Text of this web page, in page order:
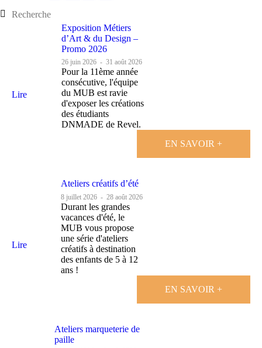
Lire
Exposition Métiers
d’Art & du Design –
Promo 2026
26 juin 2026 - 31 août 2026
Pour la 11ème année
consécutive, l'équipe
du MUB est ravie
d'exposer les créations
des étudiants
DNMADE de Revel.
EN SAVOIR +
Lire
Ateliers créatifs d’été
8 juillet 2026 - 28 août 2026
Durant les grandes
vacances d'été, le
MUB vous propose
une série d'ateliers
créatifs à destination
des enfants de 5 à 12
ans !
EN SAVOIR +
Ateliers marqueterie de
paille